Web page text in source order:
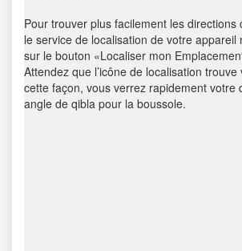
Pour trouver plus facilement les directions
le service de localisation de votre appareil
sur le bouton «Localiser mon
Attendez que l’icône de localisation
cette façon, vous verrez rapidement votre
angle de qibla pour la boussole.